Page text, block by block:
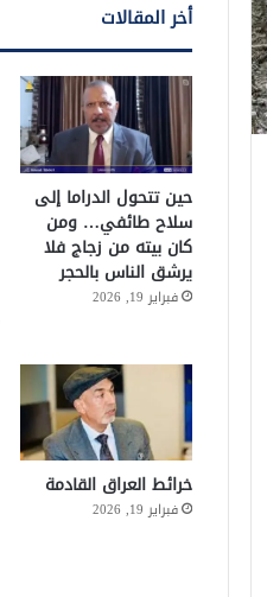
أخر المقالات
حين تتحول الدراما إلى
سلاح طائفي… ومن
كان بيته من زجاج فلا
يرشق الناس بالحجر
فبراير 19, 2026
خرائط العراق القادمة
فبراير 19, 2026